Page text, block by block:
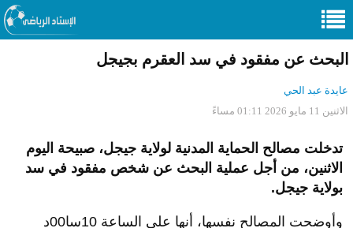
البحث عن مفقود في سد العقرم بجيجل
عايدة عبد الحي
الاثنين 11 مايو 2026 01:11 مساءً
تدخلت مصالح الحماية المدنية لولاية جيجل، صبيحة اليوم
الاثنين، من أجل عملية البحث عن شخص مفقود في سد
بولاية جيجل.
وأوضحت المصالح نفسها، أنها على الساعة 10سا00د